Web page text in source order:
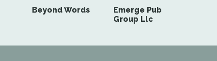
Beyond Words
Emerge Pub
Group Llc